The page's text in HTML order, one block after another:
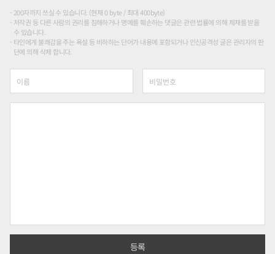
200자까지 쓰실 수 있습니다. (현재 0 byte / 최대 400byte)
저작권 등 다른 사람의 권리를 침해하거나 명예를 훼손하는 댓글은 관련 법률에 의해 제재를 받을
수 있습니다.
타인에게 불쾌감을 주는 욕설 등 비하하는 단어가 내용에 포함되거나 인신공격성 글은 관리자의 판
단에 의해 삭제 합니다.